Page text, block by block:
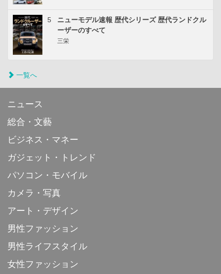
5
ニューモデル速報 歴代シリーズ 歴代ランドクル
ーザーのすべて
三栄
一覧へ
ニュース
総合・文藝
ビジネス・マネー
ガジェット・トレンド
パソコン・モバイル
カメラ・写真
アート・デザイン
男性ファッション
男性ライフスタイル
女性ファッション